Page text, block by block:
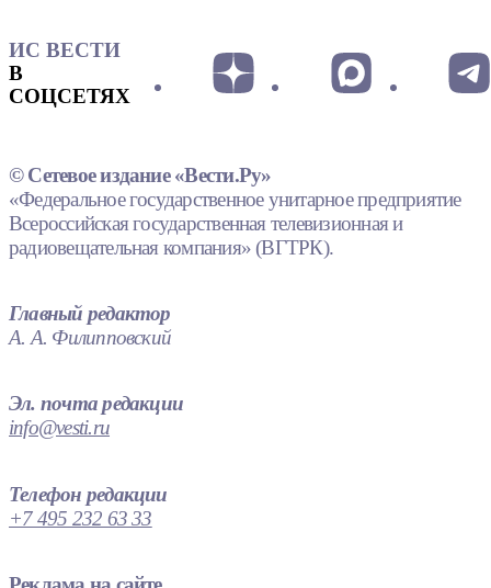
ИС ВЕСТИ
В
СОЦСЕТЯХ
© Сетевое издание «Вести.Ру»
«Федеральное государственное унитарное предприятие
Всероссийская государственная телевизионная и
радиовещательная компания» (ВГТРК).
Главный редактор
А. А. Филипповский
Эл. почта редакции
info@vesti.ru
Телефон редакции
+7 495 232 63 33